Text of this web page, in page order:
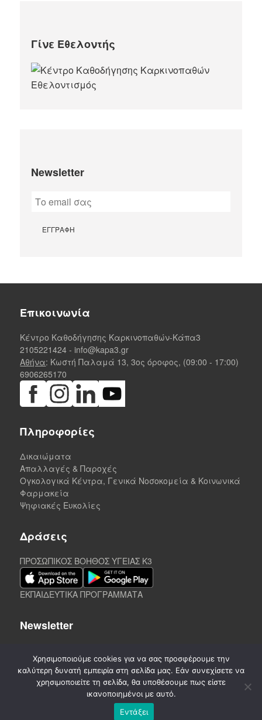
Γίνε Εθελοντής
Newsletter
Επικοινωνία
Κέντρο Καθοδήγησης Καρκινοπαθών-Κάπα3
2105221424 - info@kapa3.gr
Αθήνα: Κωστή Παλαμά 13, 3ος όροφος, (09:00 - 17:00)
6906265170
Πληροφορίες
Δικαιώματα
Απαλλαγές & Παροχές
Ογκολογικά Κέντρα, Γενικά Νοσοκομεία & Κοινωνικά
Φαρμακεία
Ψηφιακές Ευκολίες
Δράσεις
ΠΡΟΣΩΠΙΚΟΣ ΒΟΗΘΟΣ ΥΓΕΙΑΣ K3
ΕΚΠΑΙΔΕΥΤΙΚΑ ΠΡΟΓΡΑΜΜΑΤΑ
Newsletter
2020-2026. CREATED by A3
Χρησιμοποιούμε cookies για να σας προσφέρουμε την
καλύτερη δυνατή εμπειρία στη σελίδα μας. Εάν συνεχίσετε να
χρησιμοποιείτε τη σελίδα, θα υποθέσουμε πως είστε
ικανοποιημένοι με αυτό.
Εντάξει